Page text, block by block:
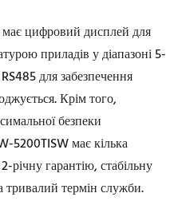
цифровий дисплей для
приладів у діапазоні 5-
для забезпечення
Крім того,
безпеки
5200TISW має кілька
річну гарантію, стабільну
термін служби.